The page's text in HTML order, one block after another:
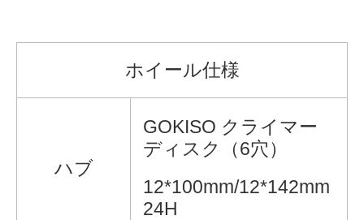
ホイール仕様
ハブ
GOKISO クライマー
ディスク（6穴）
12*100mm/12*142mm
24H